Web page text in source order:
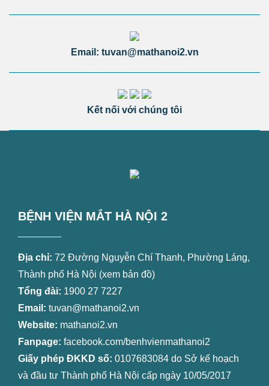
Email: tuvan@mathanoi2.vn
Kết nối với chúng tôi
BỆNH VIỆN MẮT HÀ NỘI 2
Địa chỉ: 72 Đường Nguyễn Chí Thanh, Phường Láng,
Thành phố Hà Nội (xem bản đồ)
Tổng đài: 1900 27 7227
Email: tuvan@mathanoi2.vn
Website: mathanoi2.vn
Fanpage: facebook.com/benhvienmathanoi2
Giấy phép ĐKKD số: 0107683084 do Sở kế hoạch
và đầu tư Thành phố Hà Nội cấp ngày 10/05/2017